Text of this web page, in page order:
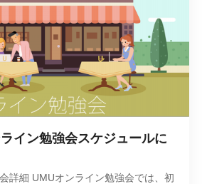
イン勉強会スケジュールに
詳細 UMUオンライン勉強会では、初